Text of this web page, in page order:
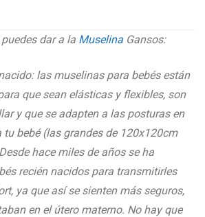
dar a la Muselina Gansos:
las muselinas para bebés están
que sean elásticas y flexibles, son
y que se adapten a las posturas en
tu bebé (las grandes de 120x120cm
hace miles de años se ha
recién nacidos para transmitirles
ya que así se sienten más seguros,
en el útero materno. No hay que